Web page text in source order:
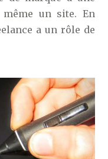
un site. En
a un rôle de